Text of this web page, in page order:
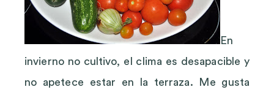
En
invierno no cultivo, el clima es desapacible y
no apetece estar en la terraza. Me gusta